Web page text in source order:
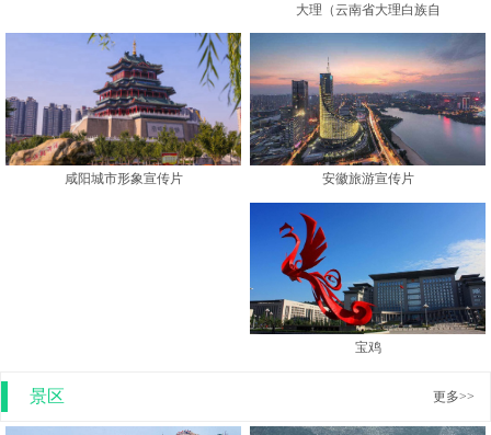
大理（云南省大理白族自
咸阳城市形象宣传片 安徽旅游宣传片
宝鸡
景区 更多>>